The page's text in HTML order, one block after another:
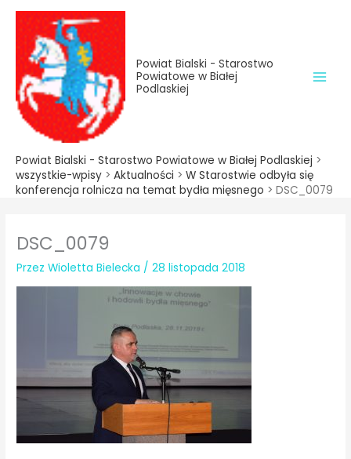
treści
Przejdź
treści
Powiat Bialski - Starostwo
Powiatowe w Białej
Podlaskiej
Powiat Bialski - Starostwo Powiatowe w Białej Podlaskiej >
wszystkie-wpisy > Aktualności > W Starostwie odbyła się
konferencja rolnicza na temat bydła mięsnego > DSC_0079
DSC_0079
PrzezWioletta Bielecka /28 listopada 2018